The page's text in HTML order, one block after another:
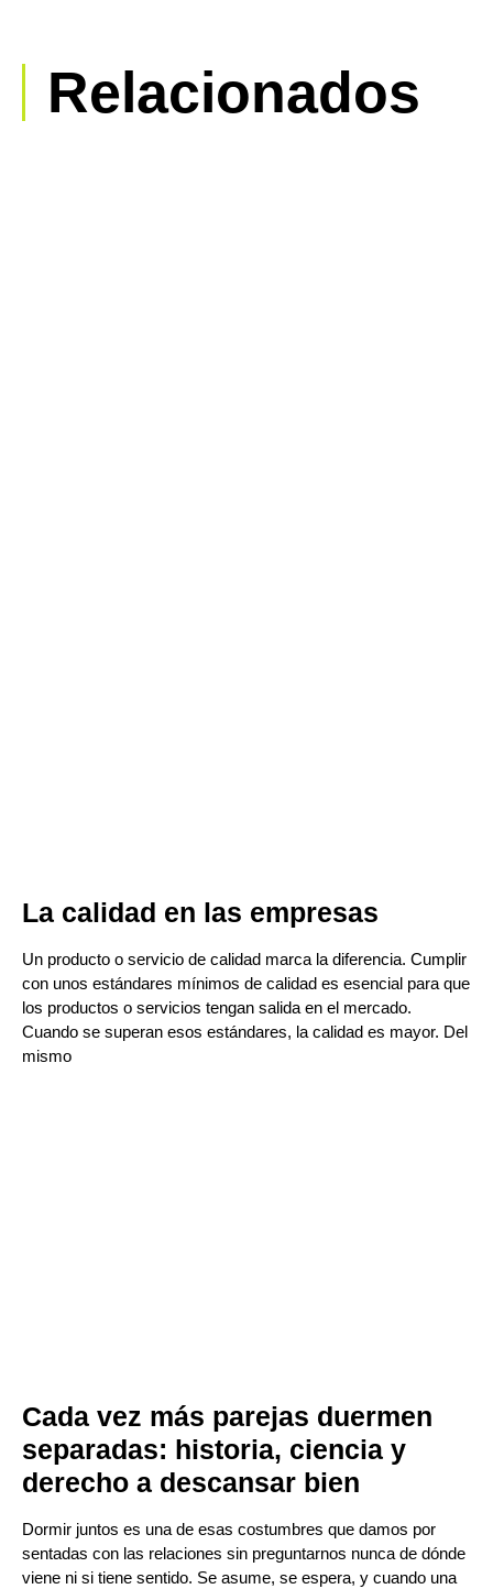
Relacionados
La calidad en las empresas
Un producto o servicio de calidad marca la diferencia. Cumplir
con unos estándares mínimos de calidad es esencial para que
los productos o servicios tengan salida en el mercado.
Cuando se superan esos estándares, la calidad es mayor. Del
mismo
Cada vez más parejas duermen
separadas: historia, ciencia y
derecho a descansar bien
Dormir juntos es una de esas costumbres que damos por
sentadas con las relaciones sin preguntarnos nunca de dónde
viene ni si tiene sentido. Se asume, se espera, y cuando una